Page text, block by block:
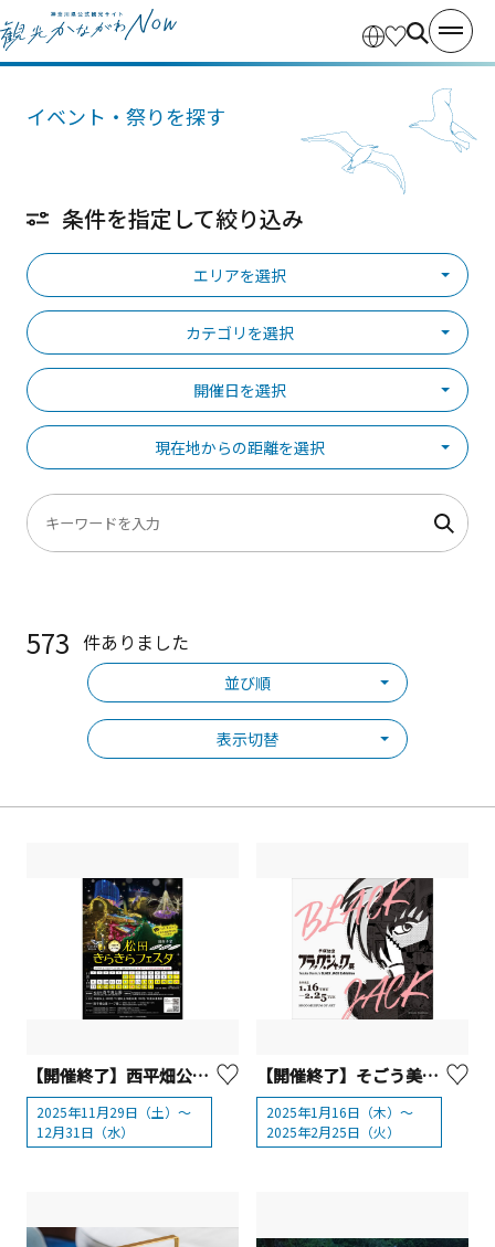
イベント・祭りを探す
条件を指定して絞り込み
エリアを選択
カテゴリを選択
開催日を選択
現在地からの距離を選択
573 件ありました
並び順
表示切替
【開催終了】西平畑公園 松田きらきらフェスタ 2025【松田町】
2025年11月29日（土）～
12月31日（水）
【開催終了】そごう美術館「手塚治虫 ブラック・ジャック展」（横浜）
2025年1月16日（木）～
2025年2月25日（火）